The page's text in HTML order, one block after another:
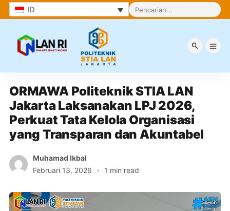
ID
ORMAWA Politeknik STIA LAN
Jakarta Laksanakan LPJ 2026,
Perkuat Tata Kelola Organisasi
yang Transparan dan Akuntabel
Muhamad Ikbal
Februari 13, 2026
1 min read